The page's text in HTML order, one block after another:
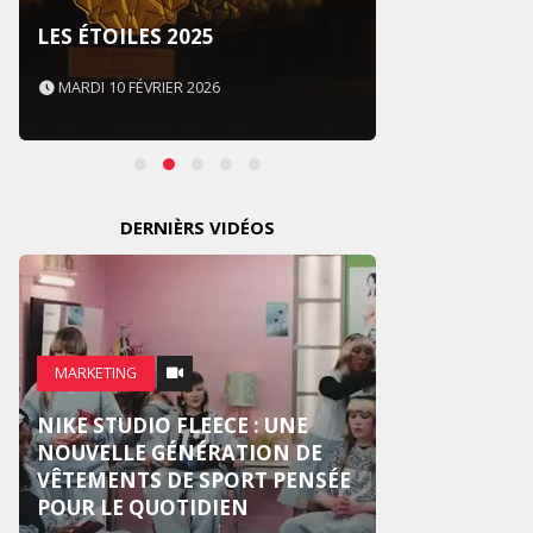
LES ÉTOILES 2025
MARDI 10 FÉVRIER 2026
DERNIÈRS VIDÉOS
MARKETING
NIKE STUDIO FLEECE : UNE
NOUVELLE GÉNÉRATION DE
VÊTEMENTS DE SPORT PENSÉE
POUR LE QUOTIDIEN